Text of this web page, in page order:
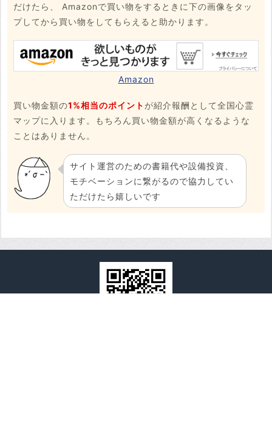
だけたら、 Amazonで買い物をするときに下の画像をタッ
プしてから買い物をしてもらえると助かります。
Amazon
買い物金額の1%相当のポイント が紹介報酬として全国心霊
マップに入ります。もちろん買い物金額が高くなるような
ことはありません。
サイト運営のための書籍代や設備投資、
モチベーションに繋がるので協力してい
ただけたら嬉しいです